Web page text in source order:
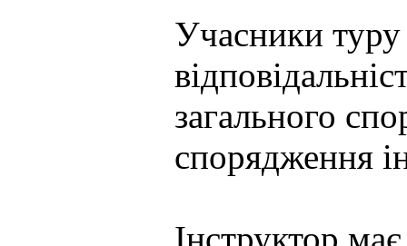
Учасники туру
загального
спорядження